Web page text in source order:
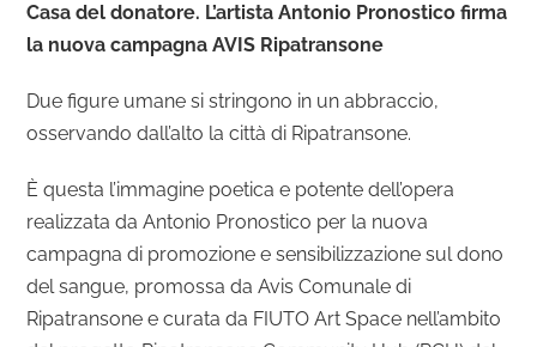
Casa del donatore. L’artista Antonio Pronostico firma
la nuova campagna AVIS Ripatransone
Due figure umane si stringono in un abbraccio,
osservando dall’alto la città di Ripatransone.
È questa l’immagine poetica e potente dell’opera
realizzata da Antonio Pronostico per la nuova
campagna di promozione e sensibilizzazione sul dono
del sangue, promossa da Avis Comunale di
Ripatransone e curata da FIUTO Art Space nell’ambito